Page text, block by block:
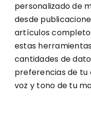
personalizado de
desde
artículos
estas
cantidades de
preferencias de tu
voz y tono de tu